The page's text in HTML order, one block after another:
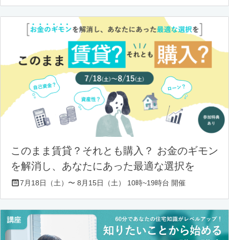
このまま賃貸？それとも購入？ お金のギモン
を解消し、あなたにあった最適な選択を
7月18日（土）〜 8月15日（土） 10時~19時台 開催